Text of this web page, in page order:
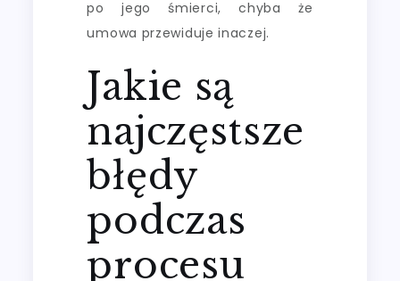
po jego śmierci, chyba że
umowa przewiduje inaczej.
Jakie są
najczęstsze
błędy
podczas
procesu